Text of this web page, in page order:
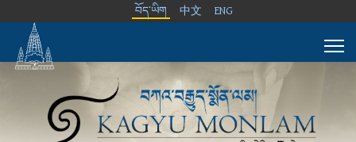
བོད་ཡིག 中文 ENG